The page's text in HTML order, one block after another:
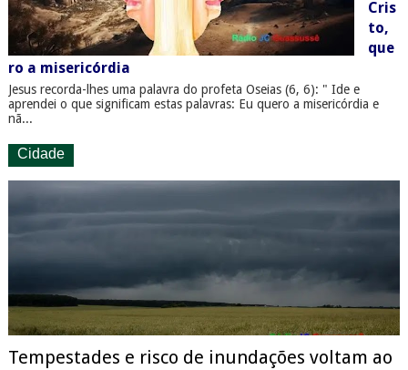
Cris
to,
que
ro a misericórdia
Jesus recorda-lhes uma palavra do profeta Oseias (6, 6): " Ide e
aprendei o que significam estas palavras: Eu quero a misericórdia e
nã...
Cidade
Tempestades e risco de inundações voltam ao